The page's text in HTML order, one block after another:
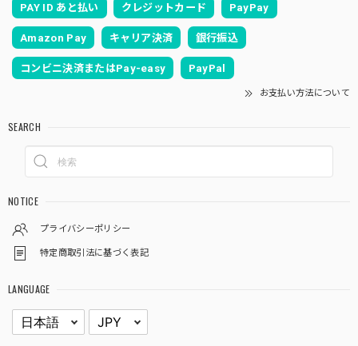
PAY ID あと払い クレジットカード PayPay
Amazon Pay キャリア決済 銀行振込
コンビニ決済またはPay-easy PayPal
お支払い方法について
SEARCH
NOTICE
プライバシーポリシー
特定商取引法に基づく表記
LANGUAGE